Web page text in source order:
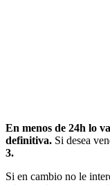
En menos de 24h lo
definitiva. Si desea
3.
Si en cambio no le